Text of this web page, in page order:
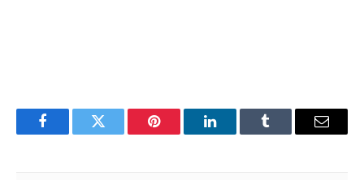
FacebookTwitter Pinterest LinkedInTumblr
E-